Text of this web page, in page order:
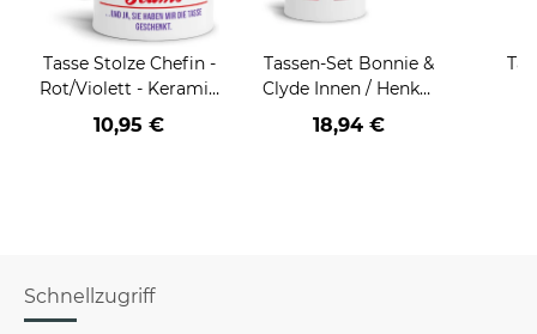
Tasse Stolze Chefin -
Rot/Violett - Keramik
Weiß
10,95 €
Tassen-Set Bonnie &
Clyde Innen / Henkel
Rot & Blau
18,94 €
Schnellzugriff